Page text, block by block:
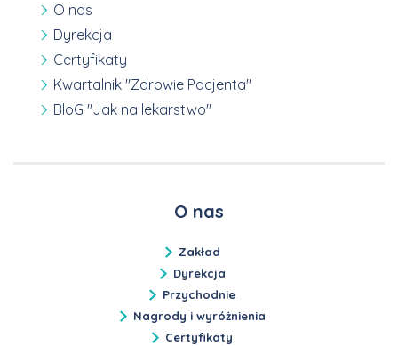
O nas
Dyrekcja
Certyfikaty
Kwartalnik "Zdrowie Pacjenta"
BloG "Jak na lekarstwo"
O nas
Zakład
Dyrekcja
Przychodnie
Nagrody i wyróżnienia
Certyfikaty